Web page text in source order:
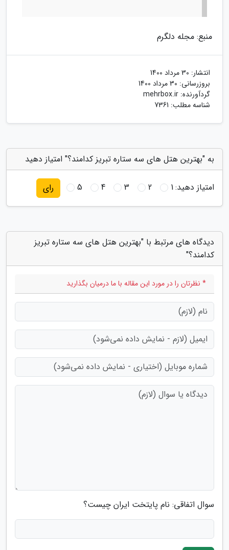
منبع: مجله دلگرم
انتشار: 30 مرداد 1400
بروزرسانی: 30 مرداد 1400
گردآورنده: mehrbox.ir
شناسه مطلب: 7361
به "بهترین هتل های سه ستاره تبریز کدامند؟" امتیاز دهید
امتیاز دهید:1
2
3
4
5 رای
دیدگاه های مرتبط با "بهترین هتل های سه ستاره تبریز
کدامند؟"
* نظرتان را در مورد این مقاله با ما درمیان بگذارید
سوال اتفاقی: نام پایتخت ایران چیست؟